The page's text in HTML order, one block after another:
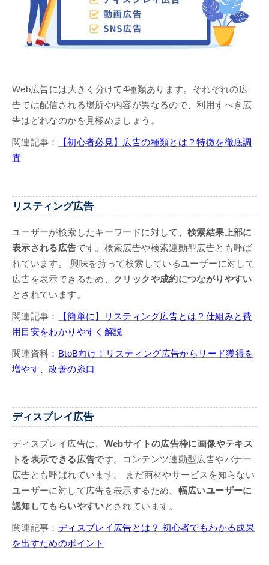
Web広告には大きく分けて4種類あります。それぞれの広
告では配信される場所や内容が異なるので、利用すべき広
告はどれなのかを見極めましょう。
関連記事：
【初心者必見】広告の種類とは？特徴を徹底調
査
リスティング広告
ユーザーが検索したキーワードに対して、検索結果上部に
表示される広告です。検索広告や検索連動型広告とも呼ば
れています。 興味を持って検索しているユーザーに対して
広告を表示できるため、 クリックや成約につながりやすい
とされています。
関連記事：
【簡単に】リスティング広告とは？仕組みと費
用目安をわかりやすく解説
関連資料： BtoB向け！リスティング広告からリード獲得を
増やす、改善の糸口
ディスプレイ広告
ディスプレイ広告は、 Webサイトの広告枠に画像やテキス
トを表示できる広告です。コンテンツ連動型広告やバナー
広告とも呼ばれています。 まだ商材やサービスを知らない
ユーザーに対して広告を表示するため、 幅広いユーザーに
認知してもらいやすいとされています。
関連記事： ディスプレイ広告とは？ 初心者でもわかる成果
を出すためのポイント